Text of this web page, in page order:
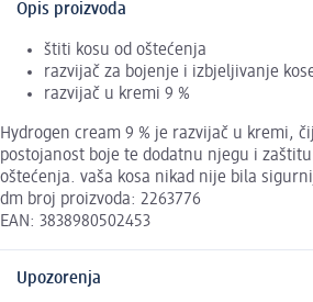
Opis proizvoda
štiti kosu od oštećenja
razvijač za bojenje i izbjeljivanje
razvijač u kremi 9 %
Hydrogen cream 9 % je razvijač u kremi,
postojanost boje te dodatnu njegu i
oštećenja. vaša kosa nikad nije bila
dm broj proizvoda: 2263776
EAN: 3838980502453
Upozorenja